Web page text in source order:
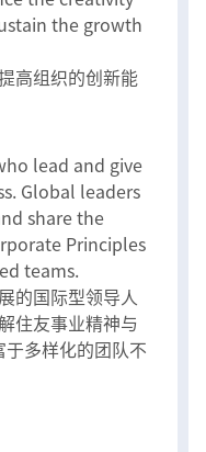
the growth
高组织的创新能
lead and give
Global leaders
share the
Principles
teams.
的国际型领导人
住友事业精神与
多样化的团队不